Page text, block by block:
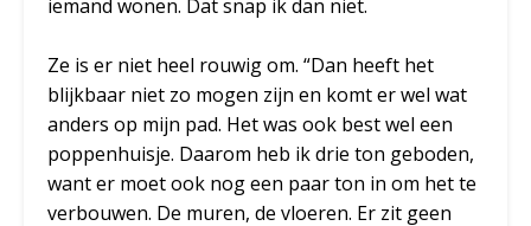
iemand wonen. Dat snap ik dan niet.
Ze is er niet heel rouwig om. “Dan heeft het
blijkbaar niet zo mogen zijn en komt er wel wat
anders op mijn pad. Het was ook best wel een
poppenhuisje. Daarom heb ik drie ton geboden,
want er moet ook nog een paar ton in om het te
verbouwen. De muren, de vloeren. Er zit geen